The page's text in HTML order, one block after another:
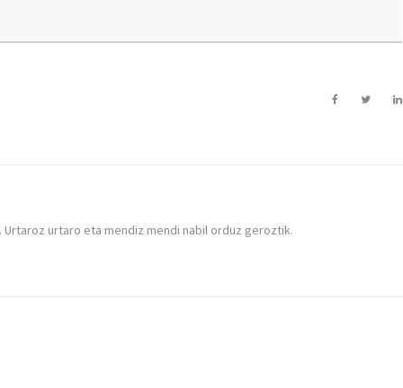
Urtaroz urtaro eta mendiz mendi nabil orduz geroztik.